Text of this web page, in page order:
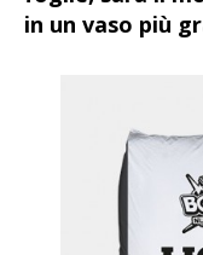
in un vaso più